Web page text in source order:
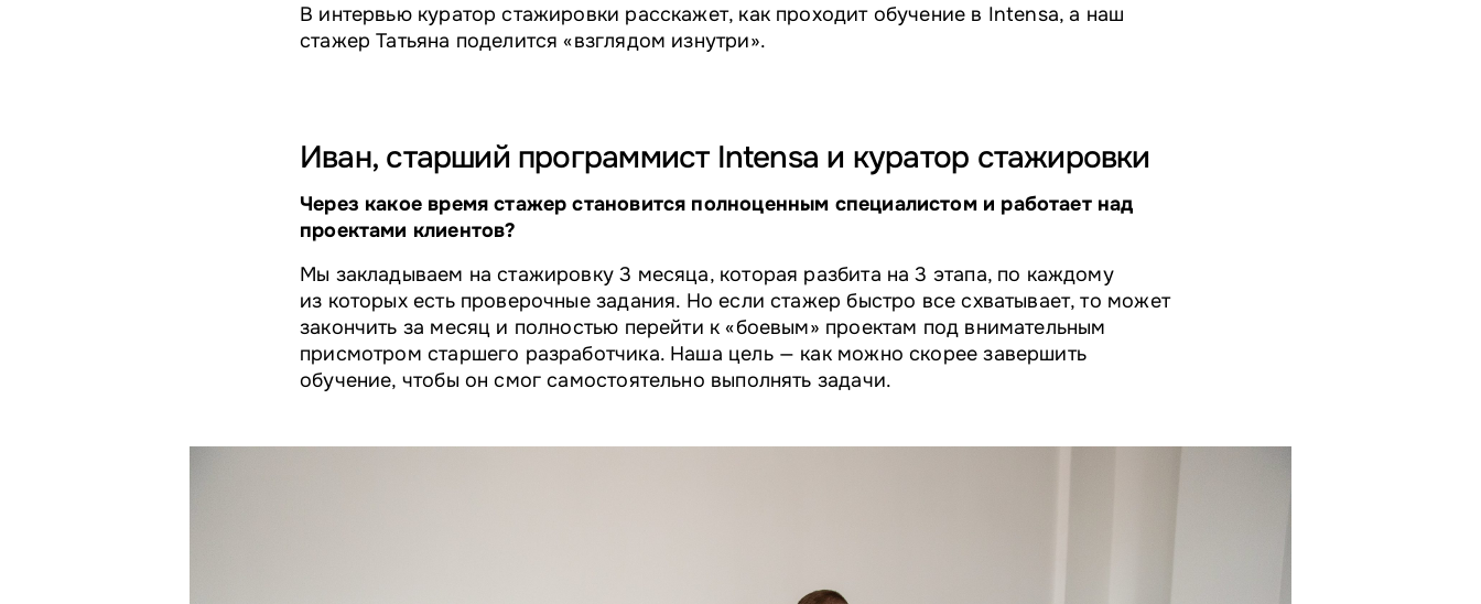
В интервью куратор стажировки расскажет, как проходит обучение в Intensa, а наш
стажер Татьяна поделится «взглядом изнутри».
Иван, старший программист Intensa и куратор стажировки
Через какое время стажер становится полноценным специалистом и работает над
проектами клиентов?
Мы закладываем на стажировку 3 месяца, которая разбита на 3 этапа, по каждому
из которых есть проверочные задания. Но если стажер быстро все схватывает, то может
закончить за месяц и полностью перейти к «боевым» проектам под внимательным
присмотром старшего разработчика. Наша цель — как можно скорее завершить
обучение, чтобы он смог самостоятельно выполнять задачи.